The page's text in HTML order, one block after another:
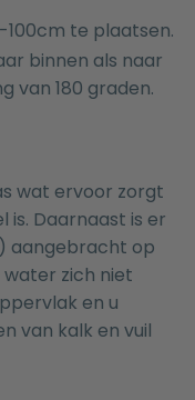
100cm te plaatsen.
binnen als naar
van 180 graden.
wat ervoor zorgt
is. Daarnaast is er
aangebracht op
zich niet
en u
van kalk en vuil